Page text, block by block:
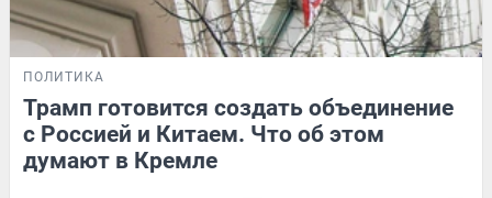
ПОЛИТИКА
Трамп готовится создать объединение
с Россией и Китаем. Что об этом
думают в Кремле